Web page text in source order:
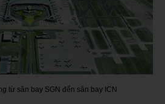
từ sân bay SGN đến sân bay ICN